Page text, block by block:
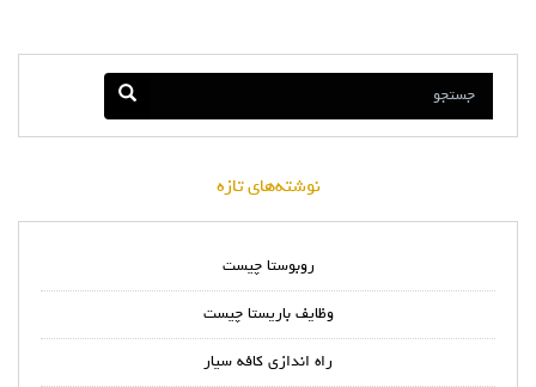
نوشته‌های تازه
روبوستا چیست
وظایف باریستا چیست
راه اندازی کافه سیار